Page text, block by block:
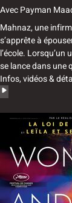
AvecPayman
Mahnaz, une
s’apprête à
l’école.
se lance dans une
Infos, vidéos &